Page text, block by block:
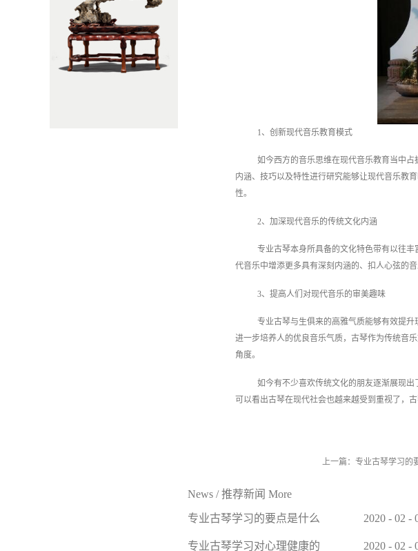
1、创新现代音乐教育模式
如今西方的音乐思维在现代音乐教育当中
内涵、技巧以及特性进行研究能够让现代音乐教
性。
2、加深现代音乐的传统文化内涵
专业古琴本身所具备的文化特色带有以往
代音乐中增添更多具有深刻内涵的、扣人心弦的
3、提高人们对现代音乐的审美趣味
专业古琴与生俱来的高雅气质能够有效提
进一步培养人的优良音乐气质，古琴作为传统音
角度。
如今有不少喜欢传统文化的朋友逐渐展现
可以看出古琴在现代社会也越来越受到重视了，
上一篇： 专业古琴学习的
News / 推荐新闻 More
专业古琴学习的要点是什么 2020 - 02 -
专业古琴学习对心理健康的 2020 - 02 -